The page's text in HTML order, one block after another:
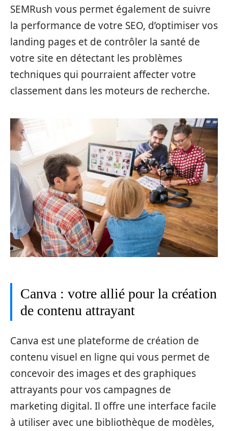
SEMRush vous permet également de suivre
la performance de votre SEO, d’optimiser vos
landing pages et de contrôler la santé de
votre site en détectant les problèmes
techniques qui pourraient affecter votre
classement dans les moteurs de recherche.
Canva : votre allié pour la création
de contenu attrayant
Canva est une plateforme de création de
contenu visuel en ligne qui vous permet de
concevoir des images et des graphiques
attrayants pour vos campagnes de
marketing digital. Il offre une interface facile
à utiliser avec une bibliothèque de modèles,